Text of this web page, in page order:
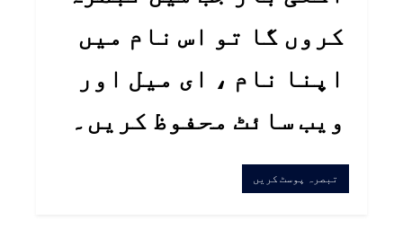
کروں گا تو اس نام میں
اپنا نام ، ای میل اور
ویب سائٹ محفوظ کریں۔